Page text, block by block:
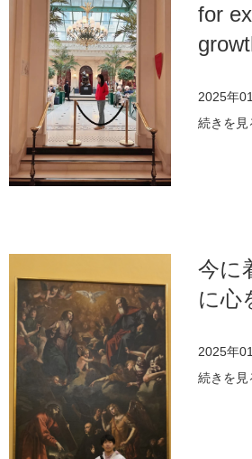
for
2025年
続きを見
今に
に心
2025年
続きを見